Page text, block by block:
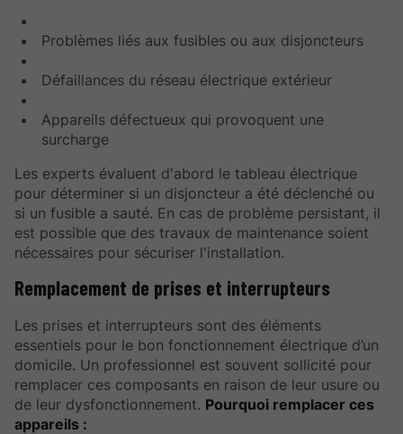
Problèmes liés aux fusibles ou aux disjoncteurs
Défaillances du réseau électrique extérieur
Appareils défectueux qui provoquent une
surcharge
Les experts évaluent d'abord le tableau électrique
pour déterminer si un disjoncteur a été déclenché ou
si un fusible a sauté. En cas de problème persistant, il
est possible que des travaux de maintenance soient
nécessaires pour sécuriser l'installation.
Remplacement de prises et interrupteurs
Les prises et interrupteurs sont des éléments
essentiels pour le bon fonctionnement électrique d’un
domicile. Un professionnel est souvent sollicité pour
remplacer ces composants en raison de leur usure ou
de leur dysfonctionnement. Pourquoi remplacer ces
appareils :